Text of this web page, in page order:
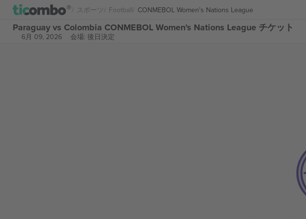
スポーツ Football CONMEBOL Women's Nations League
Paraguay vs Colombia CONMEBOL Women's Nations League チケット
6月 09, 2026 会場: 後日決定